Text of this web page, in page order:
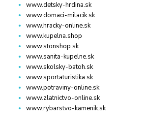
www.detsky-hrdina.sk
www.domaci-milacik.sk
www.hracky-online.sk
www.kupelna.shop
www.stonshop.sk
www.sanita-kupelne.sk
www.skolsky-batoh.sk
www.sportaturistika.sk
www.potraviny-online.sk
www.zlatnictvo-online.sk
www.rybarstvo-kamenik.sk